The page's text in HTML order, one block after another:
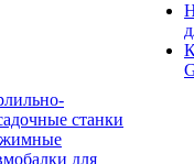
станки
для